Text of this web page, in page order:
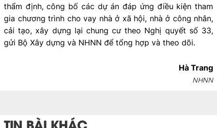
thẩm định, công bố các dự án đáp ứng điều kiện tham
gia chương trình cho vay nhà ở xã hội, nhà ở công nhân,
cải tạo, xây dựng lại chung cư theo Nghị quyết số 33,
gửi Bộ Xây dựng và NHNN để tổng hợp và theo dõi.
Hà Trang
NHNN
TIN BÀI KHÁC